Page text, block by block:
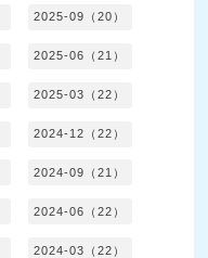
2025-09（20）
2025-06（21）
2025-03（22）
2024-12（22）
2024-09（21）
2024-06（22）
2024-03（22）